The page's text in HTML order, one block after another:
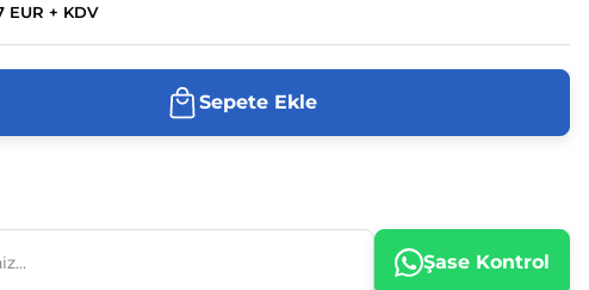
EUR + KDV
Sepete Ekle
Şase Kontrol